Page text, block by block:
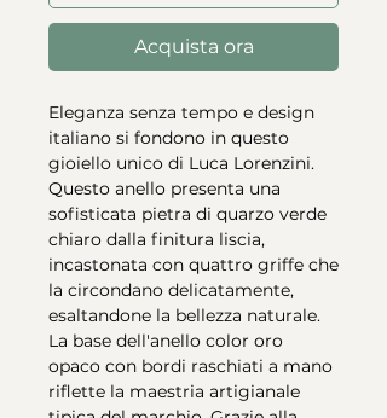
Acquista ora
Eleganza senza tempo e design
italiano si fondono in questo
gioiello unico di Luca Lorenzini.
Questo anello presenta una
sofisticata pietra di quarzo verde
chiaro dalla finitura liscia,
incastonata con quattro griffe che
la circondano delicatamente,
esaltandone la bellezza naturale.
La base dell'anello color oro
opaco con bordi raschiati a mano
riflette la maestria artigianale